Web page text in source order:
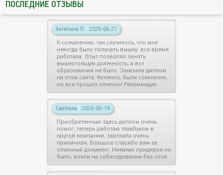
ПОСЛЕДНИЕ ОТЗЫВЫ
Ангелина П. | 2026-06-21
К сожалению, так случилось, что мне
некогда было получать вышку: все время
работала. Опыт позволял занять
вышестоящую должность, а вот
образования не было. Заказала диплом
на этом сайте. Конечно, были сомнения,
но все прошло отлично! Рекомендую.
Светлана | 2026-06-19
Приобретенный здесь диплом очень
помог, теперь работаю главбухом в
крутой компании, зарплата очень
приличная, большое спасибо вам за
отличный документ. Никаких придирок не
было, взяли на собеседовании без слов.